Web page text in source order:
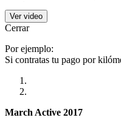
Ver video
Cerrar
Por ejemplo:
Si contratas tu pago por
March Active 2017